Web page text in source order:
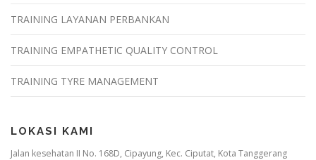
TRAINING LAYANAN PERBANKAN
TRAINING EMPATHETIC QUALITY CONTROL
TRAINING TYRE MANAGEMENT
LOKASI KAMI
Jalan kesehatan II No. 168D, Cipayung, Kec. Ciputat, Kota Tanggerang